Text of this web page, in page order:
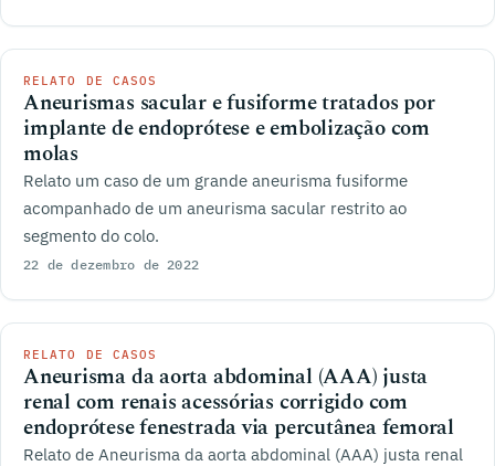
RELATO DE CASOS
Aneurismas sacular e fusiforme tratados por
implante de endoprótese e embolização com
molas
Relato um caso de um grande aneurisma fusiforme
acompanhado de um aneurisma sacular restrito ao
segmento do colo.
22 de dezembro de 2022
RELATO DE CASOS
Aneurisma da aorta abdominal (AAA) justa
renal com renais acessórias corrigido com
endoprótese fenestrada via percutânea femoral
Relato de Aneurisma da aorta abdominal (AAA) justa renal